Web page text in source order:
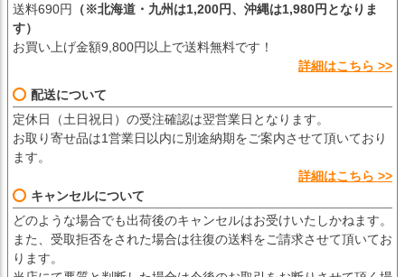
送料690円
（※北海道・九州は1,200円、沖縄は1,980円となりま
す）
お買い上げ金額9,800円以上で送料無料です！
詳細はこちら >>
配送について
定休日（土日祝日）の受注確認は翌営業日となります。
お取り寄せ品は1営業日以内に別途納期をご案内させて頂いており
ます。
詳細はこちら >>
キャンセルについて
どのような場合でも出荷後のキャンセルはお受けいたしかねます。
また、受取拒否をされた場合は往復の送料をご請求させて頂いてお
ります。